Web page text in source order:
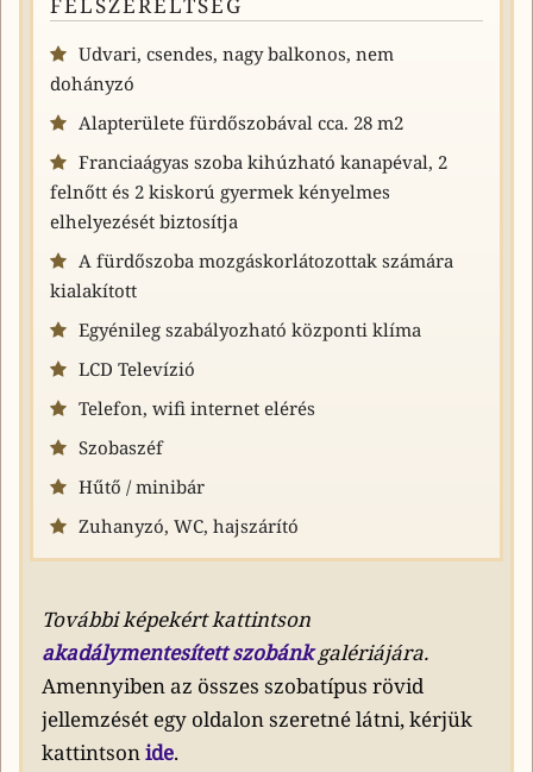
Udvari, csendes, nagy balkonos, nem
dohányzó
Alapterülete fürdőszobával cca. 28 m2
Franciaágyas szoba kihúzható kanapéval, 2
felnőtt és 2 kiskorú gyermek kényelmes
elhelyezését biztosítja
A fürdőszoba mozgáskorlátozottak számára
kialakított
Egyénileg szabályozható központi klíma
LCD Televízió
Telefon, wifi internet elérés
Szobaszéf
Hűtő / minibár
Zuhanyzó, WC, hajszárító
További képekért kattintson
akadálymentesített szobánkgalériájára.
Amennyiben az összes szobatípus rövid
jellemzését egy oldalon szeretné látni, kérjük
kattintsonide.